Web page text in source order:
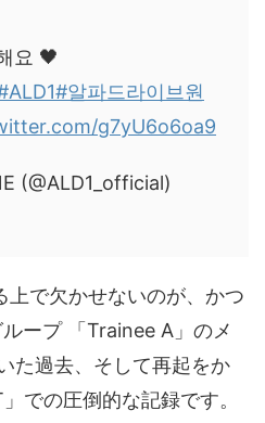
요 🖤
#알파드라이브원
g7yU6o6oa9
(@ALD1_official)
上で欠かせないのが、かつ
ープ 「Trainee A」のメ
た過去、そして再起をか
での圧倒的な記録です。